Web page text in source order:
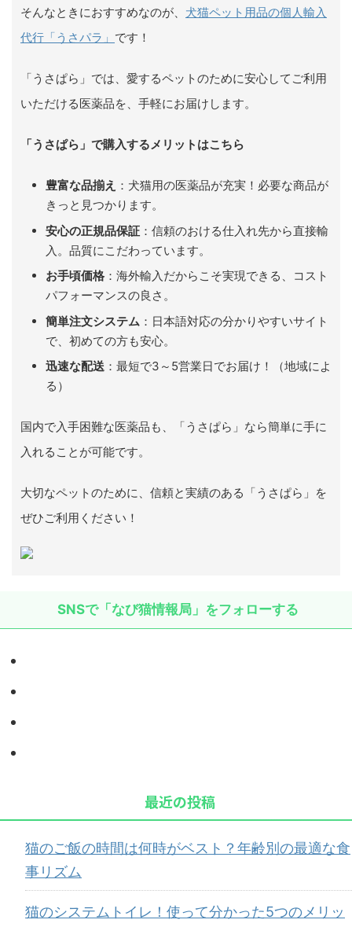
そんなときにおすすめなのが、 犬猫ペット用品の個人輸入
代行「うさパラ」 です！
「うさぱら」では、愛するペットのために安心してご利用
いただける医薬品を、手軽にお届けします。
「うさぱら」で購入するメリットはこちら
豊富な品揃え ：犬猫用の医薬品が充実！必要な商品が
きっと見つかります。
安心の正規品保証 ：信頼のおける仕入れ先から直接輸
入。品質にこだわっています。
お手頃価格 ：海外輸入だからこそ実現できる、コスト
パフォーマンスの良さ。
簡単注文システム ：日本語対応の分かりやすいサイト
で、初めての方も安心。
迅速な配送 ：最短で3～5営業日でお届け！（地域によ
る）
国内で入手困難な医薬品も、「うさぱら」なら簡単に手に
入れることが可能です。
大切なペットのために、信頼と実績のある「うさぱら」を
ぜひご利用ください！
SNSで「なび猫情報局」をフォローする
最近の投稿
猫のご飯の時間は何時がベスト？年齢別の最適な食
事リズム
猫のシステムトイレ！使って分かった5つのメリッ